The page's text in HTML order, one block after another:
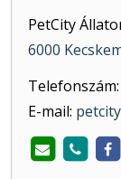
PetCity
6000
Telefonszám:
E-mail: